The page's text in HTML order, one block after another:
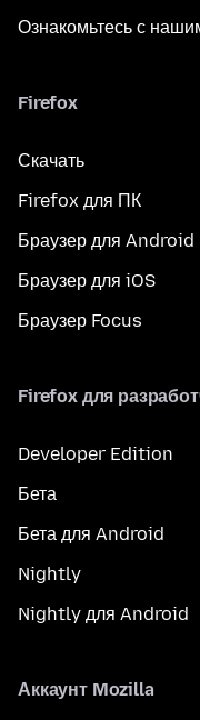
Ознакомьтесь с
Firefox
Скачать
Firefox для ПК
Браузер для Android
Браузер для iOS
Браузер Focus
Firefox для
Developer Edition
Бета
Бета для Android
Nightly
Nightly для Android
Аккаунт Mozilla